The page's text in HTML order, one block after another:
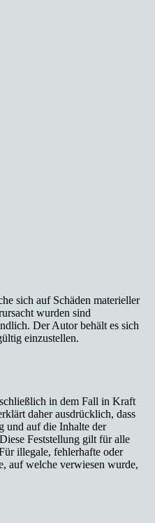
sich auf Schäden materieller
wurden sind
Der Autor behält es sich
einzustellen.
in dem Fall in Kraft
daher ausdrücklich, dass
und auf die Inhalte der
Feststellung gilt für alle
illegale, fehlerhafte oder
auf welche verwiesen wurde,